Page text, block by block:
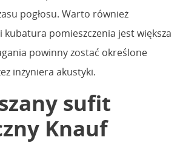
pogłosu. Warto również
kubatura pomieszczenia jest większa
powinny zostać określone
inżyniera akustyki.
sufit
Knauf